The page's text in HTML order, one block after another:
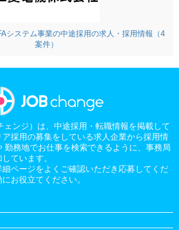
システム事業の中途採用の求人・採用情報（4
案件）
ンジ）は、中途採用・転職情報を掲載して
採用の募集をしている求人企業から採用情
勤務地でお仕事を検索できるように、事務局
ています。
ページをよくご確認いただき応募してくだ
お役立てください。